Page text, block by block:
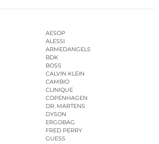
AESOP
ALESSI
ARMEDANGELS
BDK
BOSS
CALVIN KLEIN
CAMBIO
CLINIQUE
COPENHAGEN
DR. MARTENS
DYSON
ERGOBAG
FRED PERRY
GUESS